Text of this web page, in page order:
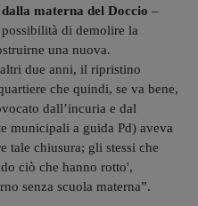
materna del Doccio –
di demolire la
una nuova.
due anni, il ripristino
che quindi, se va bene,
dall’incuria e dal
municipali a guida Pd) aveva
tale chiusura; gli stessi che
ciò che hanno rotto',
senza scuola materna”.